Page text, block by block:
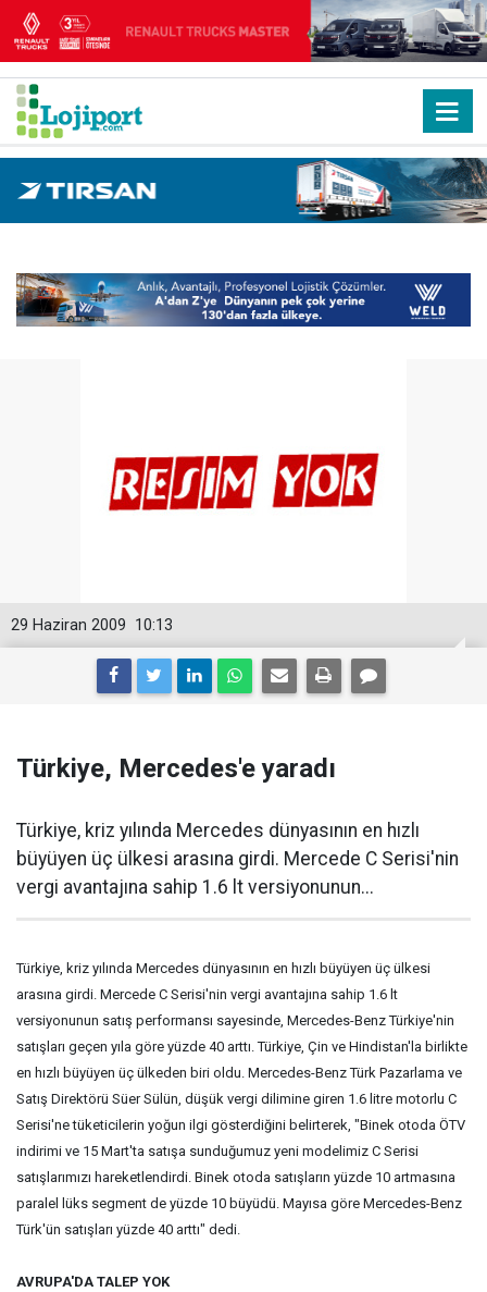
10:13
29 Haziran 2009
Türkiye, Mercedes'e yaradı
Türkiye, kriz yılında Mercedes dünyasının en hızlı
büyüyen üç ülkesi arasına girdi. Mercede C Serisi'nin
vergi avantajına sahip 1.6 lt versiyonunun...
Türkiye, kriz yılında Mercedes dünyasının en hızlı büyüyen üç ülkesi
arasına girdi. Mercede C Serisi'nin vergi avantajına sahip 1.6 lt
versiyonunun satış performansı sayesinde, Mercedes-Benz Türkiye'nin
satışları geçen yıla göre yüzde 40 arttı. Türkiye, Çin ve Hindistan'la birlikte
en hızlı büyüyen üç ülkeden biri oldu. Mercedes-Benz Türk Pazarlama ve
Satış Direktörü Süer Sülün, düşük vergi dilimine giren 1.6 litre motorlu C
Serisi'ne tüketicilerin yoğun ilgi gösterdiğini belirterek, "Binek otoda ÖTV
indirimi ve 15 Mart'ta satışa sunduğumuz yeni modelimiz C Serisi
satışlarımızı hareketlendirdi. Binek otoda satışların yüzde 10 artmasına
paralel lüks segment de yüzde 10 büyüdü. Mayısa göre Mercedes-Benz
Türk'ün satışları yüzde 40 arttı" dedi.
AVRUPA'DA TALEP YOK